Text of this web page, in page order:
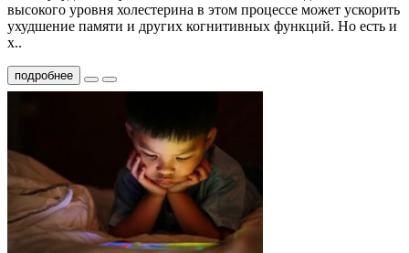
высокого уровня холестерина в этом процессе может ускорить
ухудшение памяти и других когнитивных функций. Но есть и
х..
подробнее